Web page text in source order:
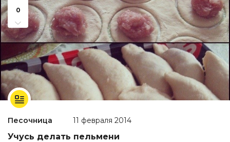
0
Песочница 11 февраля 2014
Учусь делать пельмени